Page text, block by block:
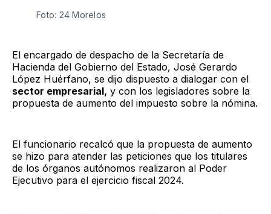
Foto: 24 Morelos
El encargado de despacho de la Secretaría de
Hacienda del Gobierno del Estado, José Gerardo
López Huérfano, se dijo dispuesto a dialogar con el
sector empresarial, y con los legisladores sobre la
propuesta de aumento del impuesto sobre la nómina.
El funcionario recalcó que la propuesta de aumento
se hizo para atender las peticiones que los titulares
de los órganos autónomos realizaron al Poder
Ejecutivo para el ejercicio fiscal 2024.